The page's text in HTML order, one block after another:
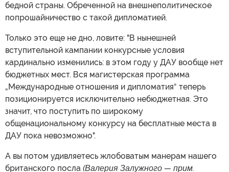
бедной страны. Обреченной на внешнеполитическое
попрошайничество с такой дипломатией.
Только это еще не дно, ловите: "В нынешней
вступительной кампании конкурсные условия
кардинально изменились: в этом году у ДАУ вообще нет
бюджетных мест. Вся магистерская программа
„Международные отношения и дипломатия“ теперь
позиционируется исключительно небюджетная. Это
значит, что поступить по широкому
общенациональному конкурсу на бесплатные места в
ДАУ пока невозможно".
А вы потом удивляетесь жлобоватым манерам нашего
британского посла (Валерия Залужного — прим.